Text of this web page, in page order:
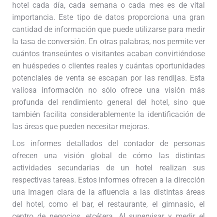
hotel cada día, cada semana o cada mes es de vital
importancia. Este tipo de datos proporciona una gran
cantidad de información que puede utilizarse para medir
la tasa de conversión. En otras palabras, nos permite ver
cuántos transeúntes o visitantes acaban convirtiéndose
en huéspedes o clientes reales y cuántas oportunidades
potenciales de venta se escapan por las rendijas. Esta
valiosa información no sólo ofrece una visión más
profunda del rendimiento general del hotel, sino que
también facilita considerablemente la identificación de
las áreas que pueden necesitar mejoras.
Los informes detallados del contador de personas
ofrecen una visión global de cómo las distintas
actividades secundarias de un hotel realizan sus
respectivas tareas. Estos informes ofrecen a la dirección
una imagen clara de la afluencia a las distintas áreas
del hotel, como el bar, el restaurante, el gimnasio, el